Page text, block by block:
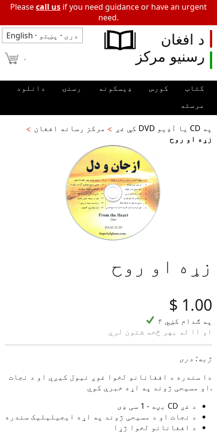
Pleasecall us if you need guidance or have an urgent
need.
English · دری · پښتو
۰
کتاب کورس ډیسکونه رسنۍ
دانلود
مرسته
مرکز رسانه افغان
په CD یا آډیو DVD کې غږ
زړه او روح
زړه او روح
‎$ 1.00
۴ په ګدام کښي
او ۱۱ له بهر څخه شتون لري
ژبه: دری
دا سندره د افغانانو لخوا غوږ نیول کیږي او د نجات
او مسیحی ژوند په اړه خبرې کوي.
د غږ CD بڼه - 1 سی ډی
د نجات او د مسیحی ژوند په اړه ایجیلیلیک سندره
د افغانانو لخوا ژړا